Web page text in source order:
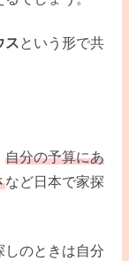
スという形で共
自分の予算にあ
など日本で家探
しのときは自分